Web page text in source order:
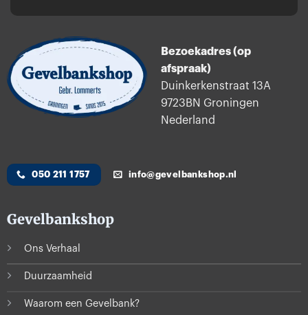
Bezoekadres (op
afspraak)
Duinkerkenstraat 13A
9723BN Groningen
Nederland
050 211 1757 info@gevelbankshop.nl
Gevelbankshop
Ons Verhaal
Duurzaamheid
Waarom een Gevelbank?